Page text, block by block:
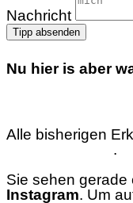
Nachricht
Tipp absenden
Nu hier is aber
Alle bisherigen
.
Sie sehen gerade
Instagram. Um